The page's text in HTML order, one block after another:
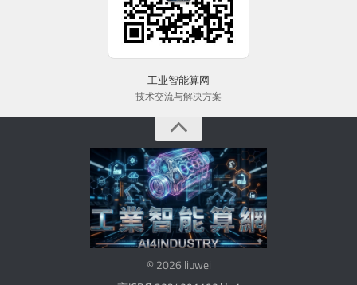
工业智能算网
技术交流与解决方案
© 2026 liuwei